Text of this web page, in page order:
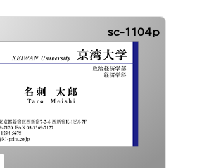
sc-1104p